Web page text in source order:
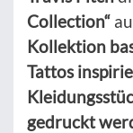
Collection“
Kollektion
Tattos
gedruckt